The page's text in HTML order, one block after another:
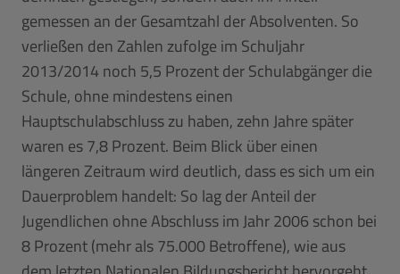
gemessen an der Gesamtzahl der Absolventen. So
verließen den Zahlen zufolge im Schuljahr
2013/2014 noch 5,5 Prozent der Schulabgänger die
Schule, ohne mindestens einen
Hauptschulabschluss zu haben, zehn Jahre später
waren es 7,8 Prozent. Beim Blick über einen
längeren Zeitraum wird deutlich, dass es sich um ein
Dauerproblem handelt: So lag der Anteil der
Jugendlichen ohne Abschluss im Jahr 2006 schon bei
8 Prozent (mehr als 75.000 Betroffene), wie aus